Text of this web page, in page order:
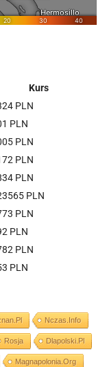
Kurs
PLN
PLN
PLN
PLN
PLN
PLN
PLN
PLN
PLN
PLN
Nczas.info
Rosja Dlapolski.pl
Magnapolonia.org